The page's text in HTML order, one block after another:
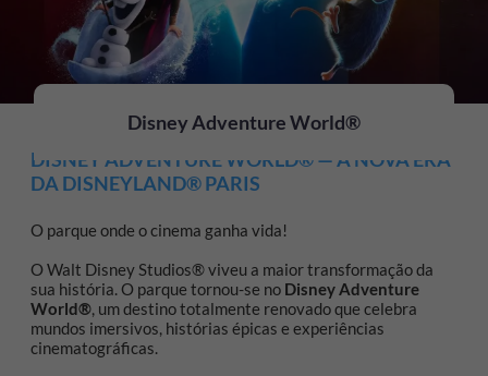
Disney Adventure World®
DISNEY ADVENTURE WORLD® — A NOVA ERA
DA DISNEYLAND® PARIS
O parque onde o cinema ganha vida!
O Walt Disney Studios® viveu a maior transformação da
sua história. O parque tornou-se no Disney Adventure
World®, um destino totalmente renovado que celebra
mundos imersivos, histórias épicas e experiências
cinematográficas.